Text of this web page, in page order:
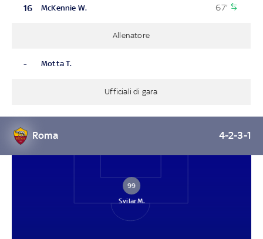
16 McKennie W. 67'
Allenatore
- Motta T.
Ufficiali di gara
Roma 4-2-3-1
99
Svilar M.